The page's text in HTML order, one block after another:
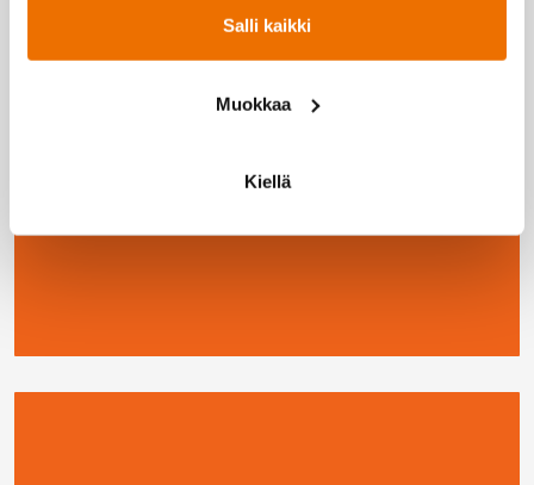
Salli kaikki
Muokkaa
Kiellä
on työporukan yhteinen, mieleenpainuva elämys ja